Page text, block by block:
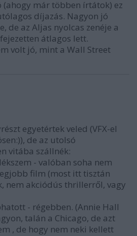
(ahogy már többen írtátok) ez
díjazás. Nagyon jó
de az Aljas nyolcas zenéje a
átlagos lett.
volt jó, mint a Wall Street
egyetértek veled (VFX-el
de az utolsó
vitába szállnék:
- valóban soha nem
film (most itt tisztán
nem akciódús thrillerről, vagy
- régebben. (Annie Hall
talán a Chicago, de azt
, de hogy nem neki kellett